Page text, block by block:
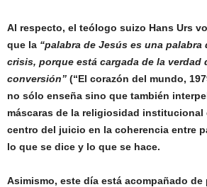
Al respecto, el teólogo suizo Hans Urs
que la “palabra de Jesús es una
crisis, porque está cargada de la verdad
conversión” (“El corazón del mundo,
no sólo enseña sino que también
máscaras de la religiosidad institucional
centro del juicio en la coherencia entre
lo que se dice y lo que se hace.
Asimismo, este día está acompañado